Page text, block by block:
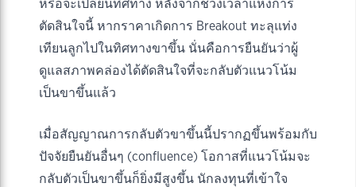
หรือจะเปลี่ยนทิศทาง หลังจากช่วงเวลาแห่งการ
ตัดสินใจนี้ หากราคาเกิดการ Breakout ทะลุแท่ง
เทียนลูกไปในทิศทางขาขึ้น นั่นคือการยืนยันว่าผู้
ดูแลสภาพคล่องได้ตัดสินใจที่จะกลับตัวแนวโน้ม
เป็นขาขึ้นแล้ว
เมื่อสัญญาณการกลับตัวขาขึ้นนี้ปรากฏขึ้นพร้อมกับ
ปัจจัยยืนยันอื่นๆ (confluence) โอกาสที่แนวโน้มจะ
กลับตัวเป็นขาขึ้นก็ยิ่งมีสูงขึ้น นักลงทุนที่เข้าใจ